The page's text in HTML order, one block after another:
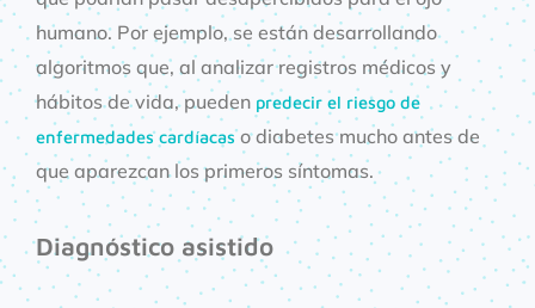
humano. Por ejemplo, se están desarrollando
algoritmos que, al analizar registros médicos y
hábitos de vida, puedenpredecir el riesgo de
enfermedades cardíacaso diabetes mucho antes de
que aparezcan los primeros síntomas.
Diagnóstico asistido